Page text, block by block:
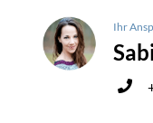
Ihr